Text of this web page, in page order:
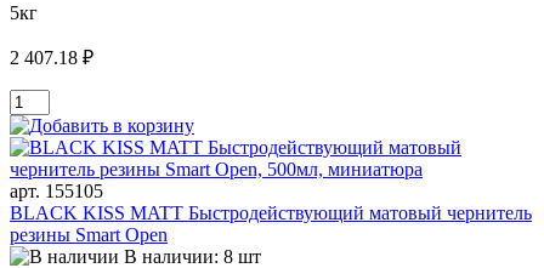
5кг
2 407.18 ₽
арт. 155105
BLACK KISS MATT Быстродействующий матовый чернитель
резины Smart Open
В наличии: 8 шт